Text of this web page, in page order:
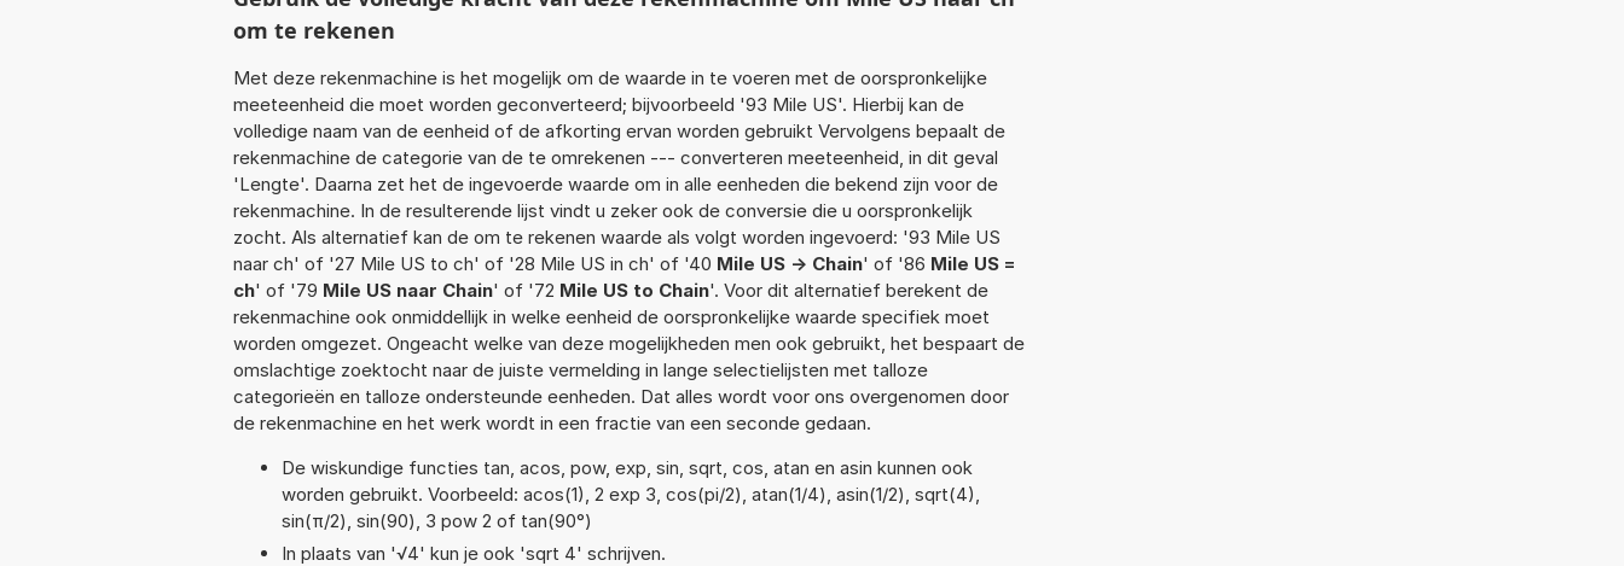
om te rekenen
Met deze rekenmachine is het mogelijk om de waarde in te voeren met de oorspronkelijke
meeteenheid die moet worden geconverteerd; bijvoorbeeld '93 Mile US'. Hierbij kan de
volledige naam van de eenheid of de afkorting ervan worden gebruikt Vervolgens bepaalt de
rekenmachine de categorie van de te omrekenen --- converteren meeteenheid, in dit geval
'Lengte'. Daarna zet het de ingevoerde waarde om in alle eenheden die bekend zijn voor de
rekenmachine. In de resulterende lijst vindt u zeker ook de conversie die u oorspronkelijk
zocht. Als alternatief kan de om te rekenen waarde als volgt worden ingevoerd: '93 Mile US
naar ch' of '27 Mile US to ch' of '28 Mile US in ch' of '40 Mile US -> Chain' of '86 Mile US =
ch' of '79 Mile US naar Chain' of '72 Mile US to Chain'. Voor dit alternatief berekent de
rekenmachine ook onmiddellijk in welke eenheid de oorspronkelijke waarde specifiek moet
worden omgezet. Ongeacht welke van deze mogelijkheden men ook gebruikt, het bespaart de
omslachtige zoektocht naar de juiste vermelding in lange selectielijsten met talloze
categorieën en talloze ondersteunde eenheden. Dat alles wordt voor ons overgenomen door
de rekenmachine en het werk wordt in een fractie van een seconde gedaan.
De wiskundige functies tan, acos, pow, exp, sin, sqrt, cos, atan en asin kunnen ook
worden gebruikt. Voorbeeld: acos(1), 2 exp 3, cos(pi/2), atan(1/4), asin(1/2), sqrt(4),
sin(π/2), sin(90), 3 pow 2 of tan(90°)
In plaats van '√4' kun je ook 'sqrt 4' schrijven.